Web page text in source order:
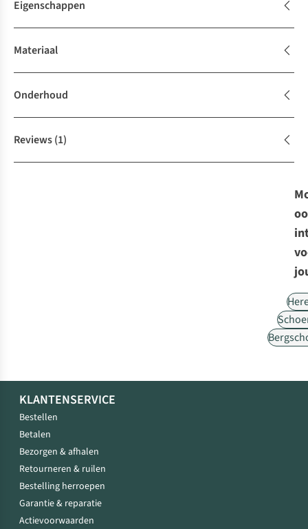
Eigenschappen
Materiaal
Onderhoud
Reviews(1)
KLANTENSERVICE
Bestellen
Betalen
Bezorgen & afhalen
Retourneren & ruilen
Bestelling herroepen
Garantie & reparatie
Actievoorwaarden